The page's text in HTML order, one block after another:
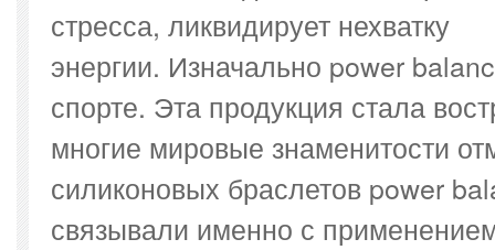
стресса, ликвидирует нехватку
энергии. Изначально power
спорте. Эта продукция стала
многие мировые знаменитости
силиконовых браслетов power
связывали именно с